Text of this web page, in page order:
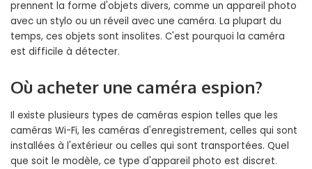
prennent la forme d'objets divers, comme un appareil photo
avec un stylo ou un réveil avec une caméra. La plupart du
temps, ces objets sont insolites. C'est pourquoi la caméra
est difficile à détecter.
Où acheter une caméra espion?
Il existe plusieurs types de caméras espion telles que les
caméras Wi-Fi, les caméras d'enregistrement, celles qui sont
installées à l'extérieur ou celles qui sont transportées. Quel
que soit le modèle, ce type d'appareil photo est discret.